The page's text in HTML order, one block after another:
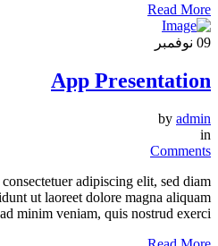
Read More
09 نوفمبر
App Presentation
by admin
in
Comments
adipiscing elit, sed diam
ut laoreet dolore magna aliquam
minim veniam, quis nostrud exerci...